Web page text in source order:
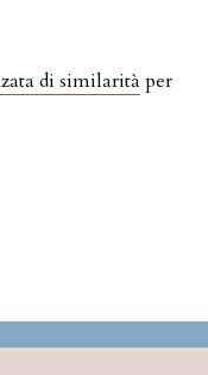
di similarità per